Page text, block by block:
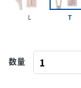
L T
数量